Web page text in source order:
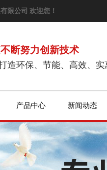
限公司 欢迎您！
断努力创新技术
造环保、节能、高效、
产品中心 新闻动态